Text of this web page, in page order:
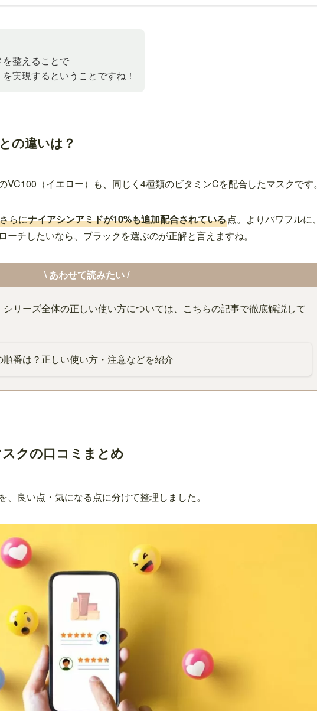
整えることで
を実現するということですね！
の違いは？
VC100（イエロー）も、同じく4種類のビタミンCを配合したマスクです。
らにナイアシンアミドが10%も追加配合されている点。よりパワフルに、
チしたいなら、ブラックを選ぶのが正解と言えますね。
\ あわせて読みたい /
リーズ全体の正しい使い方については、こちらの記事で徹底解説して
番は？正しい使い方・注意などを紹介
クの口コミまとめ
良い点・気になる点に分けて整理しました。